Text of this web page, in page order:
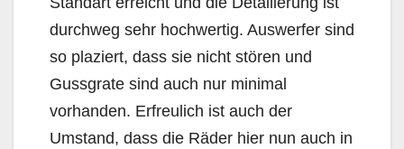
durchweg sehr hochwertig. Auswerfer sind
so plaziert, dass sie nicht stören und
Gussgrate sind auch nur minimal
vorhanden. Erfreulich ist auch der
Umstand, dass die Räder hier nun auch in